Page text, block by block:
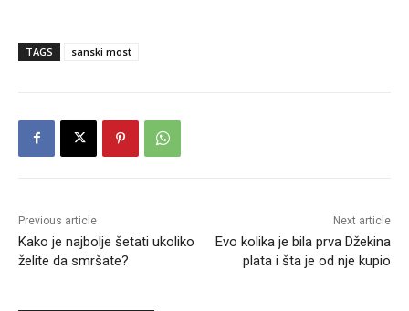
TAGS sanski most
Previous article
Kako je najbolje šetati ukoliko
želite da smršate?
Next article
Evo kolika je bila prva Džekina
plata i šta je od nje kupio